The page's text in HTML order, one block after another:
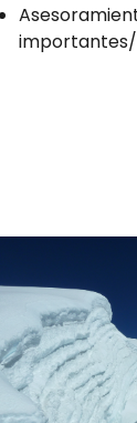
importantes/